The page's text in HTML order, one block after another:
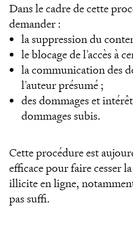
Dans le cadre de cette
demander :
la suppression du
le blocage de l’accès à
la communication des
l’auteur présumé ;
des dommages et
dommages subis.
Cette procédure est
efficace pour faire cesser
illicite en ligne,
pas suffi.